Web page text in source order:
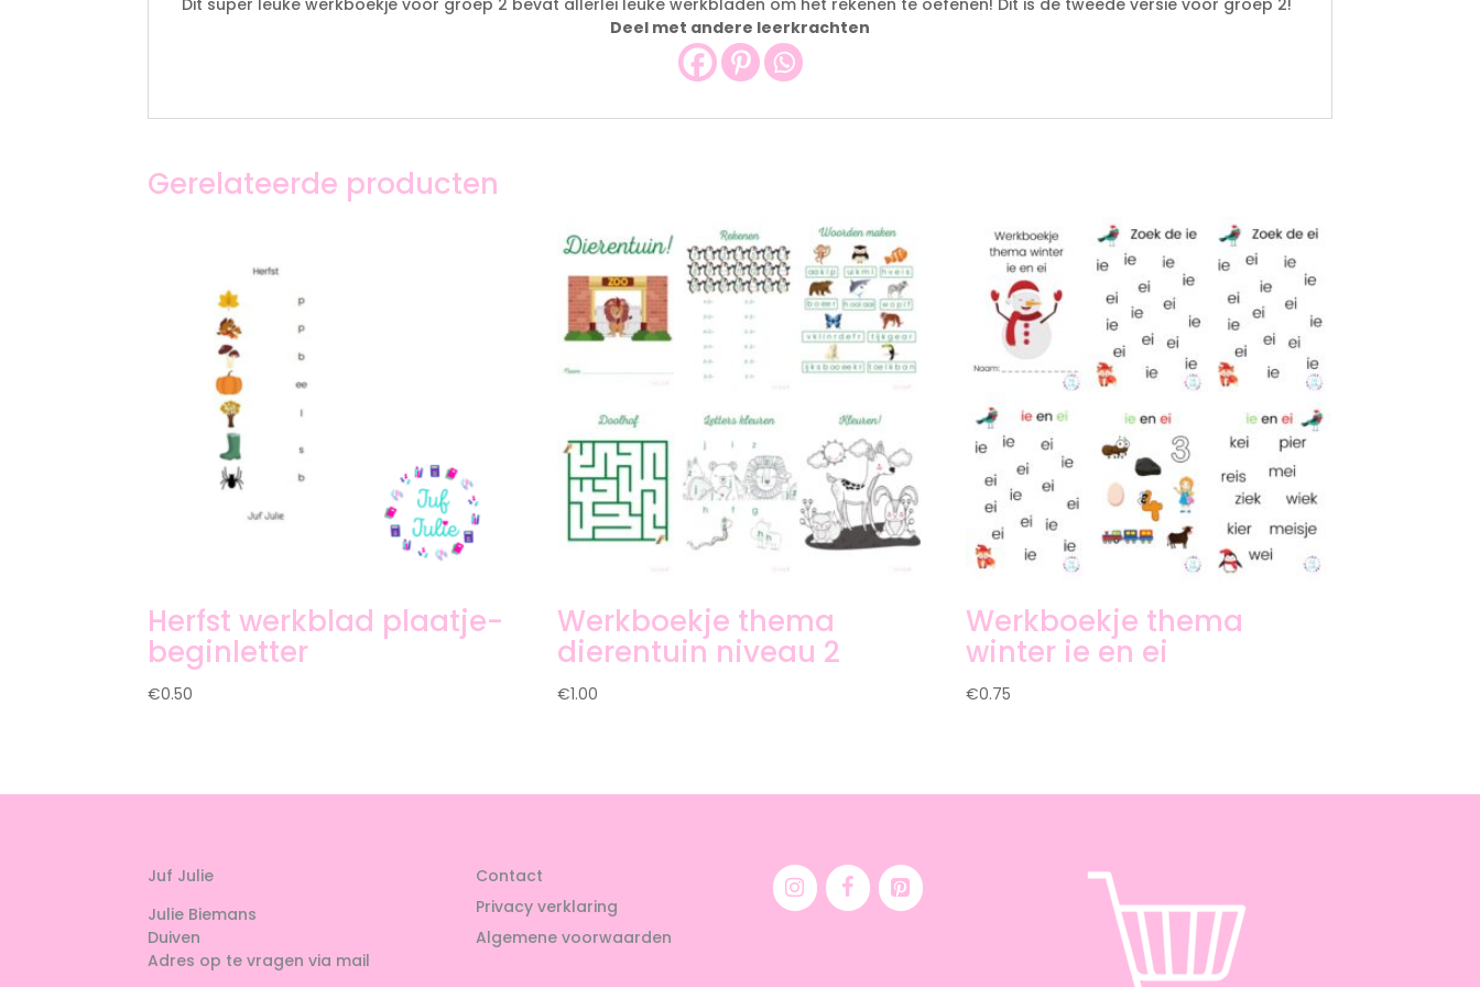
Dit super leuke werkboekje voor groep 2 bevat allerlei leuke werkbladen om het rekenen te oefenen! Dit is de tweede versie voor groep 2!
Deel met andere leerkrachten
Gerelateerde producten
Herfst werkblad plaatje-
beginletter
€0.50
Werkboekje thema
dierentuin niveau 2
€1.00
Werkboekje thema
winter ie en ei
€0.75
Juf Julie
Julie Biemans
Duiven
Adres op te vragen via mail
Contact
Privacy verklaring
Algemene voorwaarden